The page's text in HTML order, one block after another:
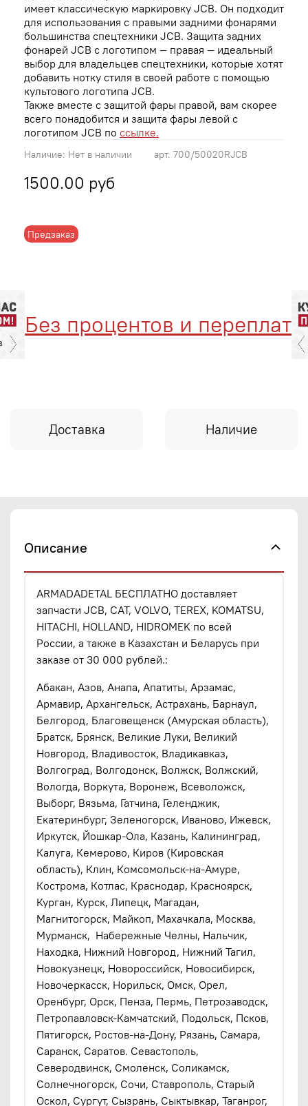
арт. 700/50020RJCB
Наличие: Нет в наличии
Предзаказ
1500.00 руб
имеет классическую маркировку JCB. Он подходит
для использования с правыми задними фонарями
большинства спецтехники JCB. Защита задних
фонарей JCB с логотипом — правая — идеальный
выбор для владельцев спецтехники, которые хотят
добавить нотку стиля в своей работе с помощью
культового логотипа JCB.
Также вместе с защитой фары правой, вам скорее
всего понадобится и защита фары левой с
логотипом JCB по ссылке.
процентов и переплат
Доставка Наличие
Описание
ARMADADETAL БЕСПЛАТНО доставляет
запчасти JCB, CAT, VOLVO, TEREX, KOMATSU,
HITACHI, HOLLAND, HIDROMEK по всей
России, а также в Казахстан и Беларусь при
заказе от 30 000 рублей.:
Абакан, Азов, Анапа, Апатиты, Арзамас,
Армавир, Архангельск, Астрахань, Барнаул,
Белгород, Благовещенск (Амурская область),
Братск, Брянск, Великие Луки, Великий
Новгород, Владивосток, Владикавказ,
Волгоград, Волгодонск, Волжск, Волжский,
Вологда, Воркута, Воронеж, Всеволожск,
Выборг, Вязьма, Гатчина, Геленджик,
Екатеринбург, Зеленогорск, Иваново, Ижевск,
Иркутск, Йошкар-Ола, Казань, Калининград,
Калуга, Кемерово, Киров (Кировская
область), Клин, Комсомольск-на-Амуре,
Кострома, Котлас, Краснодар, Красноярск,
Курган, Курск, Липецк, Магадан,
Магнитогорск, Майкоп, Махачкала, Москва,
Мурманск, Набережные Челны, Нальчик,
Находка, Нижний Новгород, Нижний Тагил,
Новокузнецк, Новороссийск, Новосибирск,
Новочеркасск, Норильск, Омск, Орел,
Оренбург, Орск, Пенза, Пермь, Петрозаводск,
Петропавловск-Камчатский, Подольск, Псков,
Пятигорск, Ростов-на-Дону, Рязань, Самара,
Саранск, Саратов. Севастополь,
Северодвинск, Смоленск, Соликамск,
Солнечногорск, Сочи, Ставрополь, Старый
Оскол, Сургут, Сызрань, Сыктывкар, Таганрог,